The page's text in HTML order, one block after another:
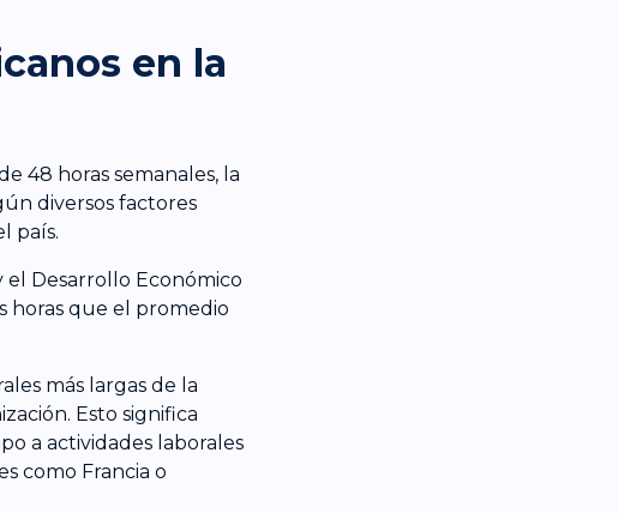
en la
48 horas semanales, la
diversos factores
país.
el Desarrollo Económico
horas que el promedio
más largas de la
Esto significa
a actividades laborales
como Francia o